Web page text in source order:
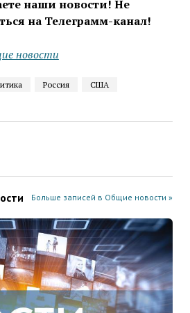
наши новости! Не
на Телеграмм-канал!
новости
Россия
США
Больше записей в Общие новости »